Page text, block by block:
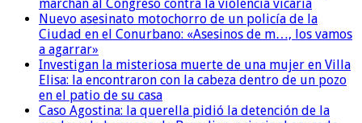
marchan al Congreso contra la violencia vicaria
Nuevo asesinato motochorro de un policía de la
Ciudad en el Conurbano: «Asesinos de m…, los vamos
a agarrar»
Investigan la misteriosa muerte de una mujer en Villa
Elisa: la encontraron con la cabeza dentro de un pozo
en el patio de su casa
Caso Agostina: la querella pidió la detención de la